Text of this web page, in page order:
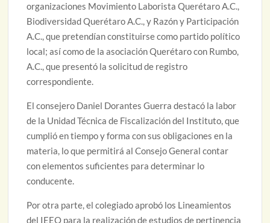
organizaciones Movimiento Laborista Querétaro A.C.,
Biodiversidad Querétaro A.C., y Razón y Participación
A.C., que pretendían constituirse como partido político
local; así como de la asociación Querétaro con Rumbo,
A.C., que presentó la solicitud de registro
correspondiente.
El consejero Daniel Dorantes Guerra destacó la labor
de la Unidad Técnica de Fiscalización del Instituto, que
cumplió en tiempo y forma con sus obligaciones en la
materia, lo que permitirá al Consejo General contar
con elementos suficientes para determinar lo
conducente.
Por otra parte, el colegiado aprobó los Lineamientos
del IEEQ para la realización de estudios de pertinencia